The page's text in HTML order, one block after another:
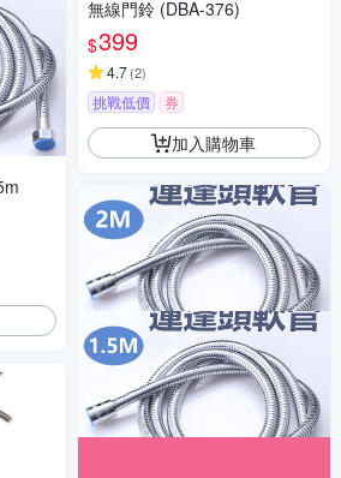
無線門鈴 (DBA-376)
$399
4.7(2)
挑戰低價 券
加入購物車